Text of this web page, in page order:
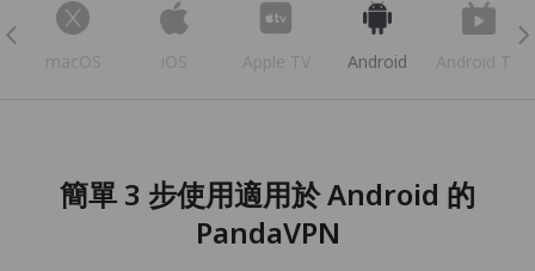
macOS iOS Apple TV Android Android TV
簡單 3 步使用適用於 Android 的
PandaVPN